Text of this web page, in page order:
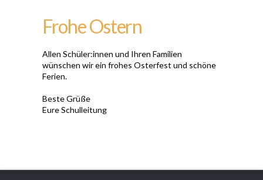
Frohe Ostern
Allen Schüler:innen und Ihren Familien
wünschen wir ein frohes Osterfest und schöne
Ferien.
Beste Grüße
Eure Schulleitung